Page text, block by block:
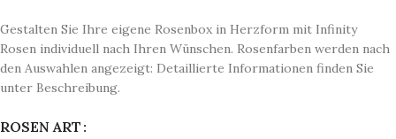
Gestalten Sie Ihre eigene Rosenbox in Herzform mit Infinity
Rosen individuell nach Ihren Wünschen. Rosenfarben werden nach
den Auswahlen angezeigt: Detaillierte Informationen finden Sie
unter Beschreibung.
ROSEN ART